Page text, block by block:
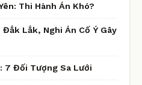
Thi Hành Án Khó?
Lắk, Nghi Án Cố Ý Gây
7 Đối Tượng Sa Lưới